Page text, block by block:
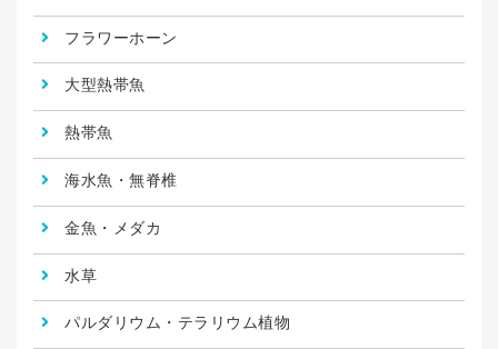
フラワーホーン
大型熱帯魚
熱帯魚
海水魚・無脊椎
金魚・メダカ
水草
パルダリウム・テラリウム植物